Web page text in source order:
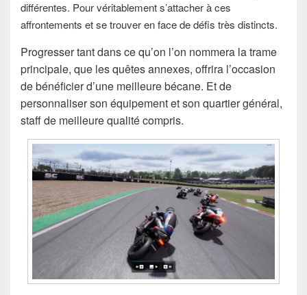
différentes. Pour véritablement s’attacher à ces
affrontements et se trouver en face de défis très distincts.
Progresser tant dans ce qu’on l’on nommera la trame
principale, que les quêtes annexes, offrira l’occasion
de bénéficier d’une meilleure bécane. Et de
personnaliser son équipement et son quartier général,
staff de meilleure qualité compris.